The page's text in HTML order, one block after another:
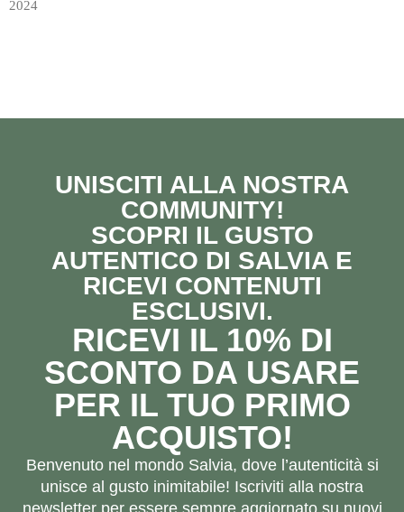
2024
UNISCITI ALLA NOSTRA
COMMUNITY!
SCOPRI IL GUSTO
AUTENTICO DI SALVIA E
RICEVI CONTENUTI
ESCLUSIVI.
RICEVI IL 10% DI
SCONTO DA USARE
PER IL TUO PRIMO
ACQUISTO!
Benvenuto nel mondo Salvia, dove l’autenticità si
unisce al gusto inimitabile! Iscriviti alla nostra
newsletter per essere sempre aggiornato su nuovi